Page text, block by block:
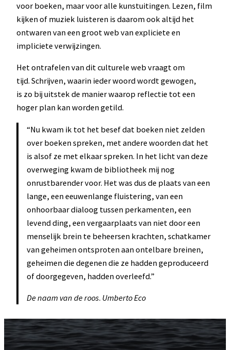
voor boeken, maar voor alle kunstuitingen. Lezen, film
kijken of muziek luisteren is daarom ook altijd het
ontwaren van een groot web van expliciete en
impliciete verwijzingen.
Het ontrafelen van dit culturele web vraagt om
tijd. Schrijven, waarin ieder woord wordt gewogen,
is zo bij uitstek de manier waarop reflectie tot een
hoger plan kan worden getild.
“Nu kwam ik tot het besef dat boeken niet zelden
over boeken spreken, met andere woorden dat het
is alsof ze met elkaar spreken. In het licht van deze
overweging kwam de bibliotheek mij nog
onrustbarender voor. Het was dus de plaats van een
lange, een eeuwenlange fluistering, van een
onhoorbaar dialoog tussen perkamenten, een
levend ding, een vergaarplaats van niet door een
menselijk brein te beheersen krachten, schatkamer
van geheimen ontsproten aan ontelbare breinen,
geheimen die degenen die ze hadden geproduceerd
of doorgegeven, hadden overleefd.”
De naam van de roos. Umberto Eco